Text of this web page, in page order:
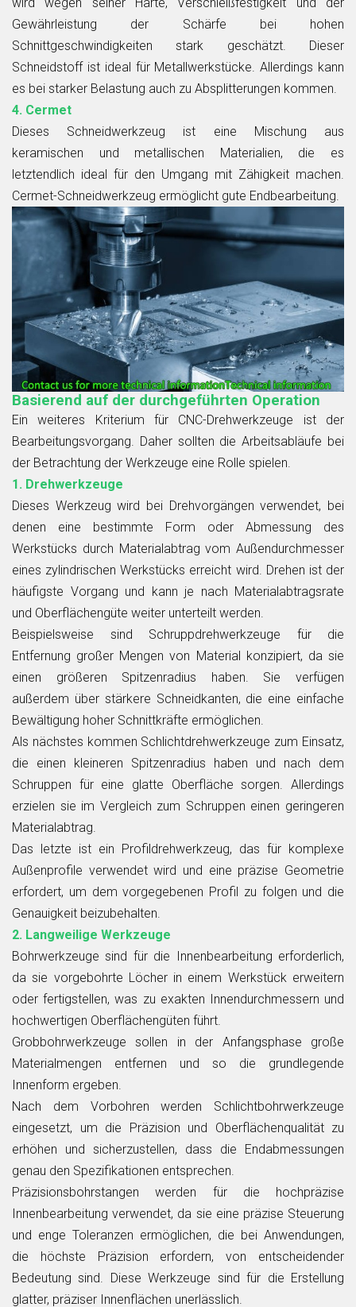
Gewährleistung der Schärfe bei hohen
Schnittgeschwindigkeiten stark geschätzt. Dieser
Schneidstoff ist ideal für Metallwerkstücke. Allerdings kann
es bei starker Belastung auch zu Absplitterungen kommen.
4. Cermet
Dieses Schneidwerkzeug ist eine Mischung aus
keramischen und metallischen Materialien, die es
letztendlich ideal für den Umgang mit Zähigkeit machen.
Cermet-Schneidwerkzeug ermöglicht gute Endbearbeitung.
Basierend auf der durchgeführten Operation
Ein weiteres Kriterium für CNC-Drehwerkzeuge ist der
Bearbeitungsvorgang. Daher sollten die Arbeitsabläufe bei
der Betrachtung der Werkzeuge eine Rolle spielen.
1. Drehwerkzeuge
Dieses Werkzeug wird bei Drehvorgängen verwendet, bei
denen eine bestimmte Form oder Abmessung des
Werkstücks durch Materialabtrag vom Außendurchmesser
eines zylindrischen Werkstücks erreicht wird. Drehen ist der
häufigste Vorgang und kann je nach Materialabtragsrate
und Oberflächengüte weiter unterteilt werden.
Beispielsweise sind Schruppdrehwerkzeuge für die
Entfernung großer Mengen von Material konzipiert, da sie
einen größeren Spitzenradius haben. Sie verfügen
außerdem über stärkere Schneidkanten, die eine einfache
Bewältigung hoher Schnittkräfte ermöglichen.
Als nächstes kommen Schlichtdrehwerkzeuge zum Einsatz,
die einen kleineren Spitzenradius haben und nach dem
Schruppen für eine glatte Oberfläche sorgen. Allerdings
erzielen sie im Vergleich zum Schruppen einen geringeren
Materialabtrag.
Das letzte ist ein Profildrehwerkzeug, das für komplexe
Außenprofile verwendet wird und eine präzise Geometrie
erfordert, um dem vorgegebenen Profil zu folgen und die
Genauigkeit beizubehalten.
2. Langweilige Werkzeuge
Bohrwerkzeuge sind für die Innenbearbeitung erforderlich,
da sie vorgebohrte Löcher in einem Werkstück erweitern
oder fertigstellen, was zu exakten Innendurchmessern und
hochwertigen Oberflächengüten führt.
Grobbohrwerkzeuge sollen in der Anfangsphase große
Materialmengen entfernen und so die grundlegende
Innenform ergeben.
Nach dem Vorbohren werden Schlichtbohrwerkzeuge
eingesetzt, um die Präzision und Oberflächenqualität zu
erhöhen und sicherzustellen, dass die Endabmessungen
genau den Spezifikationen entsprechen.
Präzisionsbohrstangen werden für die hochpräzise
Innenbearbeitung verwendet, da sie eine präzise Steuerung
und enge Toleranzen ermöglichen, die bei Anwendungen,
die höchste Präzision erfordern, von entscheidender
Bedeutung sind. Diese Werkzeuge sind für die Erstellung
glatter, präziser Innenflächen unerlässlich.